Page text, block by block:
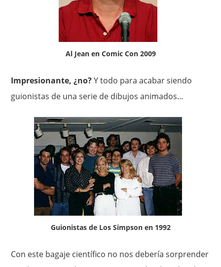
Al Jean en Comic Con 2009
Impresionante, ¿no?Y todo para acabar siendo
guionistas de una serie de dibujos animados…
Guionistas de Los Simpson en 1992
Con este bagaje científico no nos debería sorprender